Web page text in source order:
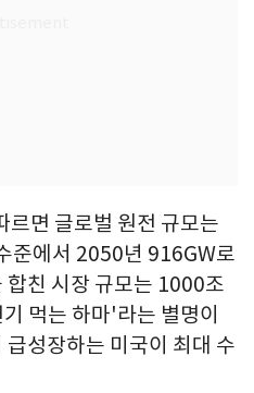
면 글로벌 원전 규모는
준에서 2050년 916GW로
친 시장 규모는 1000조
먹는 하마'라는 별명이
성장하는 미국이 최대 수